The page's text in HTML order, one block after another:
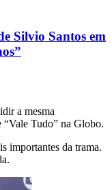
Silvio Santos em
a mesma
“Vale Tudo” na Globo.
importantes da trama.